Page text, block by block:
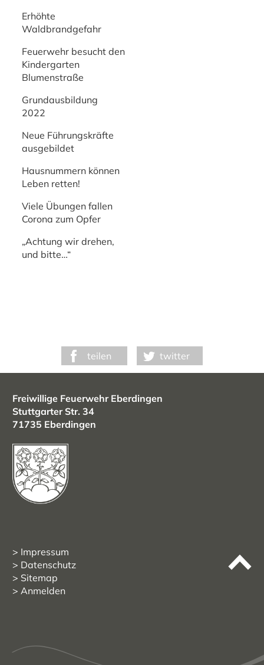
Erhöhte
Waldbrandgefahr
Feuerwehr besucht den
Kindergarten
Blumenstraße
Grundausbildung
2022
Neue Führungskräfte
ausgebildet
Hausnummern können
Leben retten!
Viele Übungen fallen
Corona zum Opfer
„Achtung wir drehen,
und bitte…“
teilen twitter
Freiwillige Feuerwehr Eberdingen
Stuttgarter Str. 34
71735 Eberdingen
Impressum
Datenschutz
Sitemap
Anmelden